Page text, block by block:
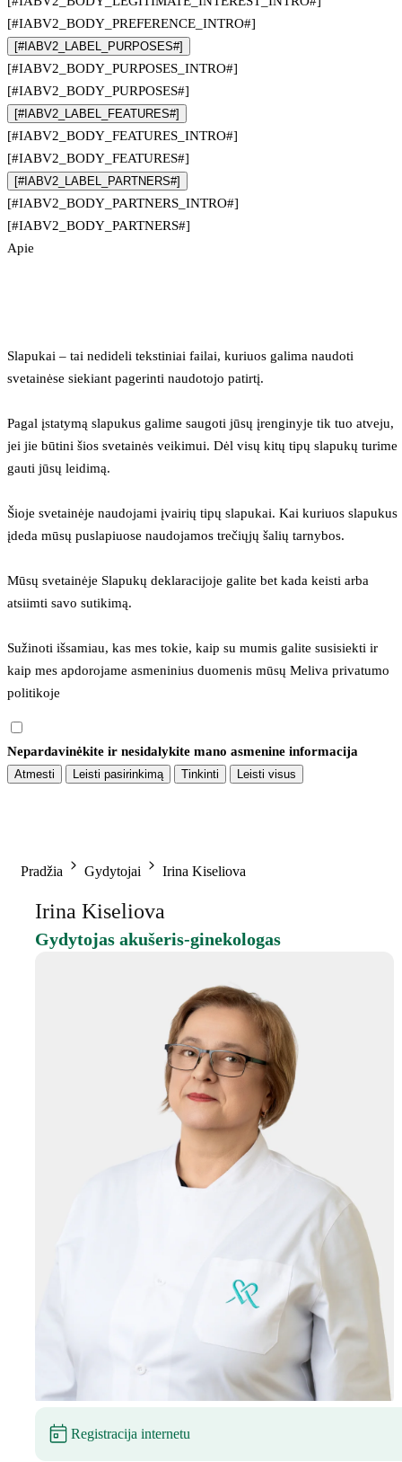
[#IABV2_BODY_PREFERENCE_INTRO#]
[#IABV2_LABEL_PURPOSES#]
[#IABV2_BODY_PURPOSES_INTRO#]
[#IABV2_BODY_PURPOSES#]
[#IABV2_LABEL_FEATURES#]
[#IABV2_BODY_FEATURES_INTRO#]
[#IABV2_BODY_FEATURES#]
[#IABV2_LABEL_PARTNERS#]
[#IABV2_BODY_PARTNERS_INTRO#]
[#IABV2_BODY_PARTNERS#]
Apie
Slapukai – tai nedideli tekstiniai failai, kuriuos galima naudoti
svetainėse siekiant pagerinti naudotojo patirtį.
Pagal įstatymą slapukus galime saugoti jūsų įrenginyje tik tuo atveju,
jei jie būtini šios svetainės veikimui. Dėl visų kitų tipų slapukų turime
gauti jūsų leidimą.
Šioje svetainėje naudojami įvairių tipų slapukai. Kai kuriuos slapukus
įdeda mūsų puslapiuose naudojamos trečiųjų šalių tarnybos.
Mūsų svetainėje Slapukų deklaracijoje galite bet kada keisti arba
atsiimti savo sutikimą.
Sužinoti išsamiau, kas mes tokie, kaip su mumis galite susisiekti ir
kaip mes apdorojame asmeninius duomenis mūsų Meliva privatumo
politikoje
Nepardavinėkite ir nesidalykite mano asmenine informacija
Atmesti Leisti pasirinkimą Tinkinti Leisti visus
Pradžia Gydytojai Irina Kiseliova
Irina Kiseliova
Gydytojas akušeris-ginekologas
Registracija internetu